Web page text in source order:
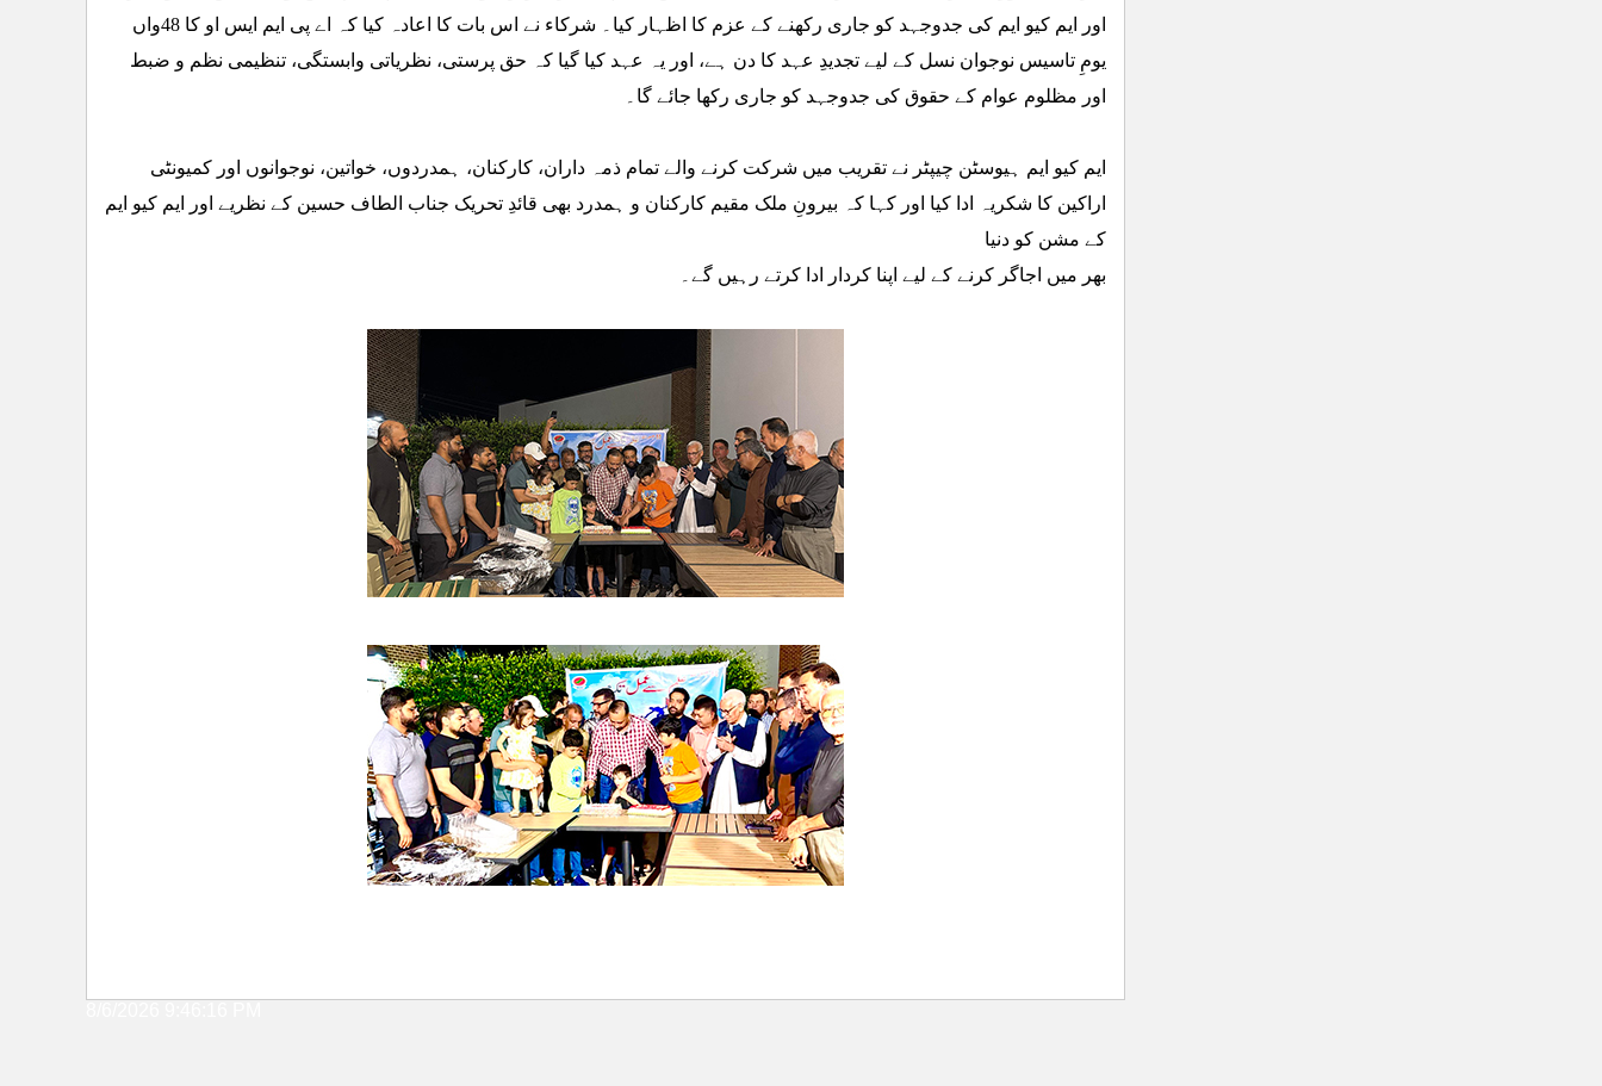
اور ایم کیو ایم کی جدوجہد کو جاری رکھنے کے عزم کا اظہار کیا۔ شرکاء نے اس بات کا اعادہ کیا کہ اے پی ایم ایس او کا 48واں
یومِ تاسیس نوجوان نسل کے لیے تجدیدِ عہد کا دن ہے، اور یہ عہد کیا گیا کہ حق پرستی، نظریاتی وابستگی، تنظیمی نظم و ضبط
اور مظلوم عوام کے حقوق کی جدوجہد کو جاری رکھا جائے گا۔
ایم کیو ایم ہیوسٹن چیپٹر نے تقریب میں شرکت کرنے والے تمام ذمہ داران، کارکنان، ہمدردوں، خواتین، نوجوانوں اور کمیونٹی
اراکین کا شکریہ ادا کیا اور کہا کہ بیرونِ ملک مقیم کارکنان و ہمدرد بھی قائدِ تحریک جناب الطاف حسین کے نظریے اور ایم کیو ایم
کے مشن کو دنیا
بھر میں اجاگر کرنے کے لیے اپنا کردار ادا کرتے رہیں گے۔